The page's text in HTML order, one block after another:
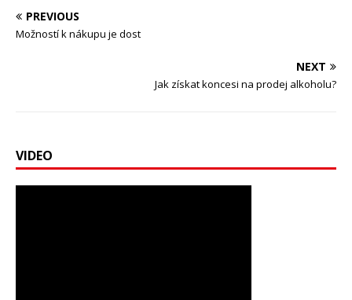
PREVIOUS
Možností k nákupu je dost
NEXT
Jak získat koncesi na prodej alkoholu?
VIDEO